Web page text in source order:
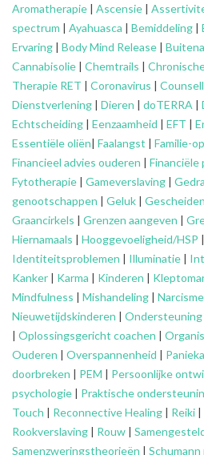
Aromatherapie | Ascensie |
spectrum | Ayahuasca | Bemiddeling |
Ervaring | Body Mind Release |
Cannabisolie | Chemtrails |
Therapie RET | Coronavirus |
Dienstverlening | Dieren | doTERRA |
Echtscheiding | Eenzaamheid | EFT |
Essentiële oliën| Faalangst | Familie-
Financieel advies ouderen | Financiële
Fytotherapie | Gameverslaving |
genootschappen | Geluk |
Graancirkels | Grenzen aangeven |
Hiernamaals | Hooggevoeligheid/HSP |
Identiteitsproblemen | Illuminatie |
Kanker | Karma | Kinderen |
Mindfulness | Mishandeling | Narcisme
Nieuwetijdskinderen | Ondersteuning
| Oplossingsgericht coachen |
Ouderen | Overspannenheid |
doorbreken | PEM | Persoonlijke
psychologie | Praktische
Touch | Reconnective Healing | Reiki |
Rookverslaving | Rouw |
Samenzweringstheorieën |